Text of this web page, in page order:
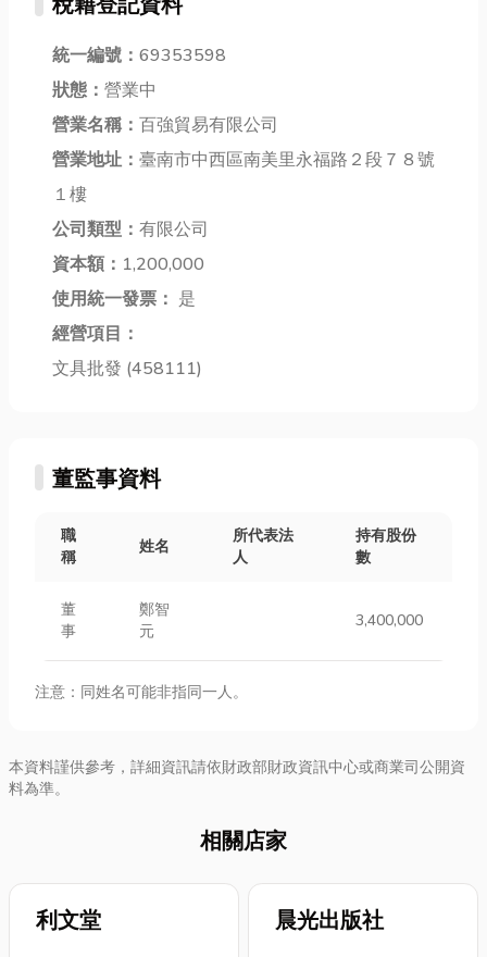
冷氣不只省
電、延長機器
護居家空氣品
質的關鍵。現
在就跟著我
冷氣清洗的重
要性，並學會
如何為...
痕，後來才發
漏水、排水管
滲漏、浴室防
間漏水，甚至
是社區公共管
線漏...
住空間的地
統一編號： 69353598
狀態： 營業中
營業名稱： 百強貿易有限公司
營業地址： 臺南市中西區南美里永福路２段７８號
１樓
公司類型： 有限公司
資本額： 1,200,000
使用統一發票： 是
經營項目：
文具批發 (458111)
董監事資料
職
稱
姓名
所代表法
人
持有股份
數
董
事
鄭智
元
3,400,000
注意：同姓名可能非指同一人。
本資料謹供參考，詳細資訊請依財政部財政資訊中心或商業司公開資
料為準。
相關店家
利文堂 晨光出版社